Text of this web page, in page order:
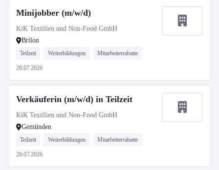
Minijobber (m/w/d)
KiK Textilien und Non-Food GmbH
Brilon
Teilzeit Weiterbildungen Mitarbeiterrabatte
28.07.2026
Verkäuferin (m/w/d) in Teilzeit
KiK Textilien und Non-Food GmbH
Gemünden
Teilzeit Weiterbildungen Mitarbeiterrabatte
28.07.2026